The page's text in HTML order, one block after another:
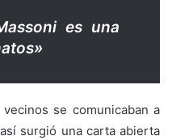
es una
se comunicaban a
surgió una carta abierta